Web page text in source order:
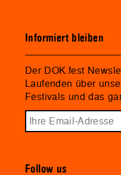
Informiert bleiben
Der DOK.fest
Laufenden über
Festivals und das
Follow us